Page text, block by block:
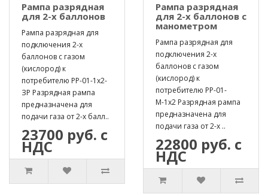
Рампа разрядная
для 2-х баллонов
Рампа разрядная для
подключения 2-х
баллонов с газом
(кислород) к
потребителю РР-01-1х2-
ЗР Разрядная рампа
предназначена для
подачи газа от 2-х балл..
23700 руб. с
НДС
Рампа разрядная
для 2-х баллонов с
манометром
Рампа разрядная для
подключения 2-х
баллонов с газом
(кислород) к
потребителю РР-01-
М-1х2 Разрядная рампа
предназначена для
подачи газа от 2-х ..
22800 руб. с
НДС